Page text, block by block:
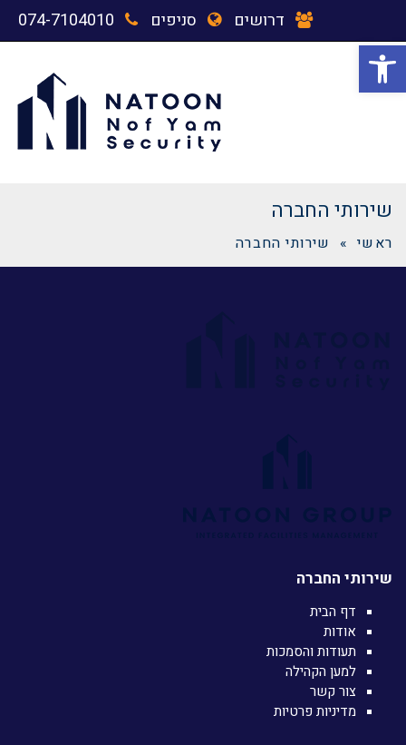
פתח סרגל נגישות
דרושים סניפים 074-7104010
תפריט
שירותי החברה
ראשי » שירותי החברה
שירותי החברה
דף הבית
אודות
תעודות והסמכות
למען הקהילה
צור קשר
מדיניות פרטיות